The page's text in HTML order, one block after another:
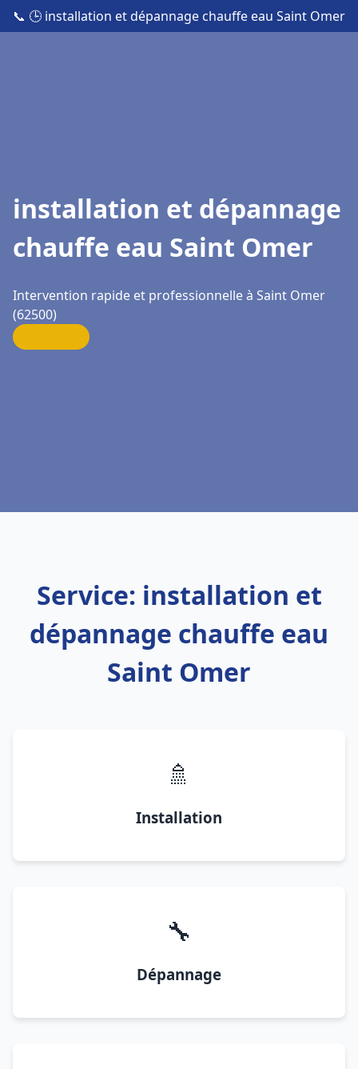
📞 🕒 installation et dépannage chauffe eau Saint Omer
installation et dépannage
chauffe eau Saint Omer
Intervention rapide et professionnelle à Saint Omer
(62500)
Service: installation et
dépannage chauffe eau
Saint Omer
🚿
Installation
🔧
Dépannage